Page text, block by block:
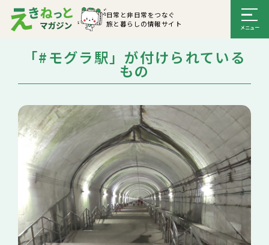
日常と非日常をつなぐ
旅と暮らしの情報サイト
「#モグラ駅」が付けられている
もの